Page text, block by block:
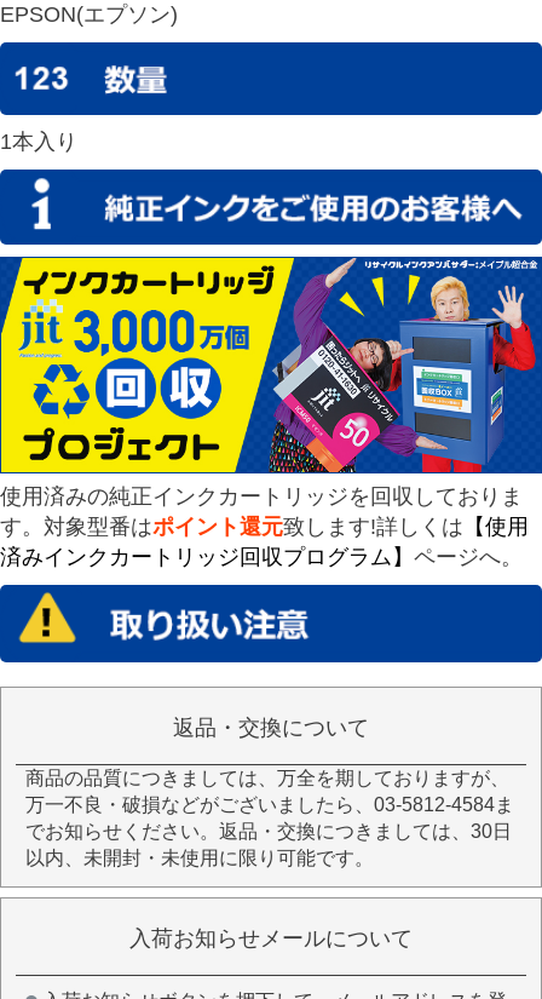
EPSON(エプソン)
1本入り
使用済みの純正インクカートリッジを回収しておりま
す。対象型番はポイント還元致します!詳しくは 【使用
済みインクカートリッジ回収プログラム】 ページへ。
返品・交換について
商品の品質につきましては、万全を期しておりますが、
万一不良・破損などがございましたら、03-5812-4584ま
でお知らせください。返品・交換につきましては、30日
以内、未開封・未使用に限り可能です。
入荷お知らせメールについて